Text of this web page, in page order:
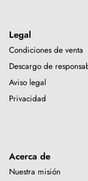
Legal
Condiciones de venta
Descargo de
Aviso legal
Privacidad
Acerca de
Nuestra misión